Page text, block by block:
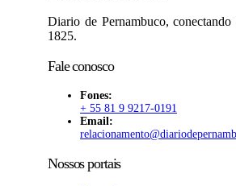
Diario de Pernambuco, conectando
1825.
Fale conosco
Fones:
+ 55 81 9 9217-0191
Email:
Nossos portais